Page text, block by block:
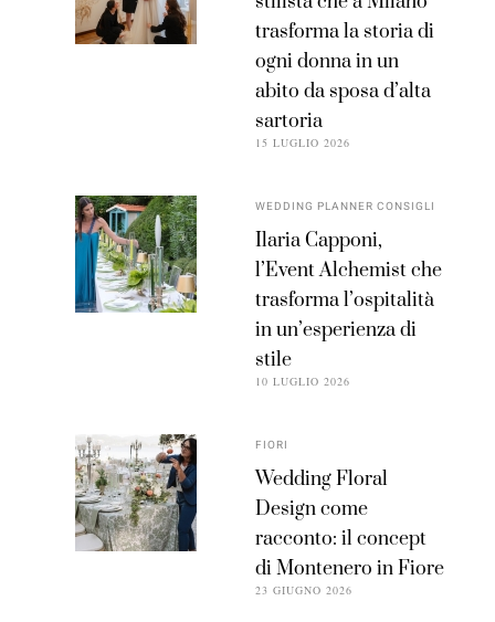
trasforma la storia di
ogni donna in un
abito da sposa d’alta
sartoria
15 LUGLIO 2026
WEDDING PLANNER CONSIGLI
Ilaria Capponi,
l’Event Alchemist che
trasforma l’ospitalità
in un’esperienza di
stile
10 LUGLIO 2026
FIORI
Wedding Floral
Design come
racconto: il concept
di Montenero in Fiore
23 GIUGNO 2026